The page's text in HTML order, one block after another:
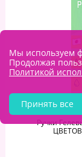
Ручки
Мы используем
Продолжая
Политикой
Принять все